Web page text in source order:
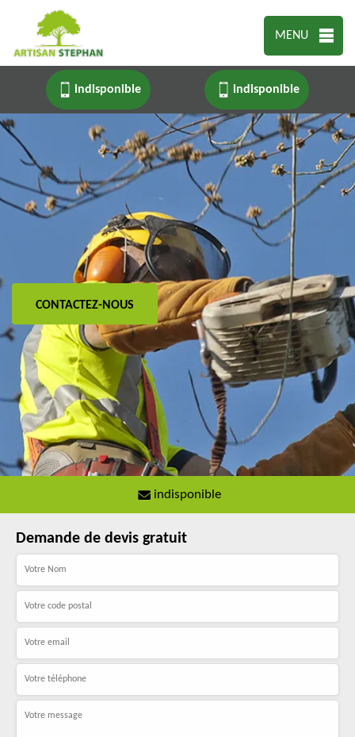
MENU
indisponible indisponible
CONTACTEZ-NOUS
indisponible
Demande de devis gratuit